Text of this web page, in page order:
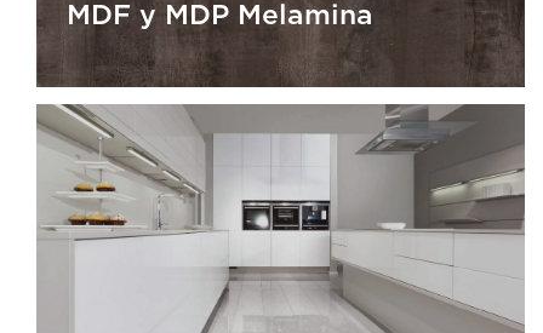
MDF y MDP Melamina
MDF y MDP Melamina